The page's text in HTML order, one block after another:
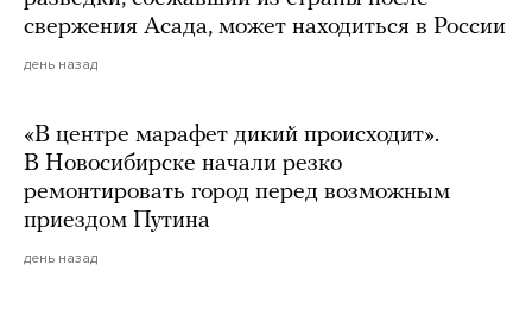
свержения Асада, может находиться в России
день назад
«В центре марафет дикий происходит».
В Новосибирске начали резко
ремонтировать город перед возможным
приездом Путина
день назад